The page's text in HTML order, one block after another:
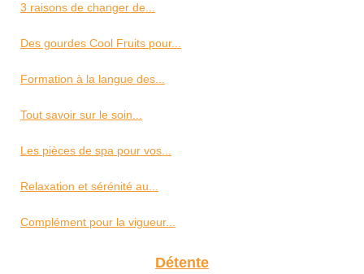
3 raisons de changer de...
Des gourdes Cool Fruits pour...
Formation à la langue des...
Tout savoir sur le soin...
Les pièces de spa pour vos...
Relaxation et sérénité au...
Complément pour la vigueur...
Détente